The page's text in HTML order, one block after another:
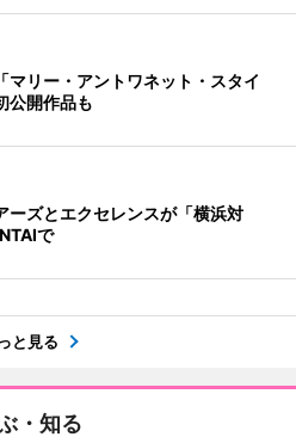
マリー・アントワネット・スタイ
開作品も
ーズとエクセレンスが「横浜対
で
と見る
・知る